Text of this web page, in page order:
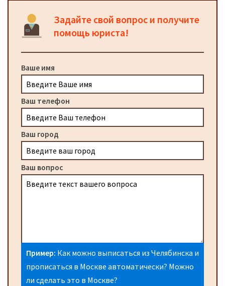
Задайте свой вопрос и получите
помощь юриста!
Ваше имя
Ваш телефон
Ваш город
Ваш вопрос
Пример: Как можно выписаться из Челябинска и
прописаться в Москве автоматически? Можно
ли сделать это в Москве?